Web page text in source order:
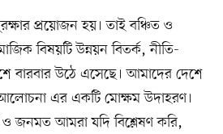
প্রয়োজন হয়। তাই বঞ্চিত ও
বিষয়টি উন্নয়ন বিতর্ক, নীতি-
বারবার উঠে এসেছে। আমাদের দেশে
এর একটি মোক্ষম উদাহরণ।
জনমত আমরা যদি বিশ্লেষণ করি,